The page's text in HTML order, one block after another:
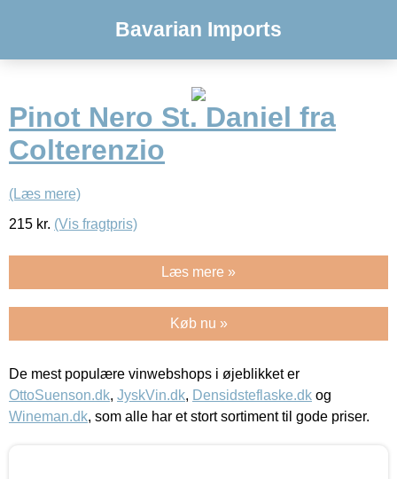
Bavarian Imports
Pinot Nero St. Daniel fra
Colterenzio
(Læs mere)
215 kr. (Vis fragtpris)
Læs mere »
Køb nu »
De mest populære vinwebshops i øjeblikket er
OttoSuenson.dk, JyskVin.dk, Densidsteflaske.dk og
Wineman.dk, som alle har et stort sortiment til gode priser.